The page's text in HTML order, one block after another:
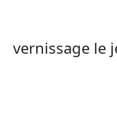
vernissage le